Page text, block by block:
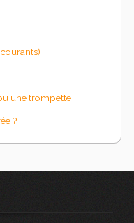
une trompette
?